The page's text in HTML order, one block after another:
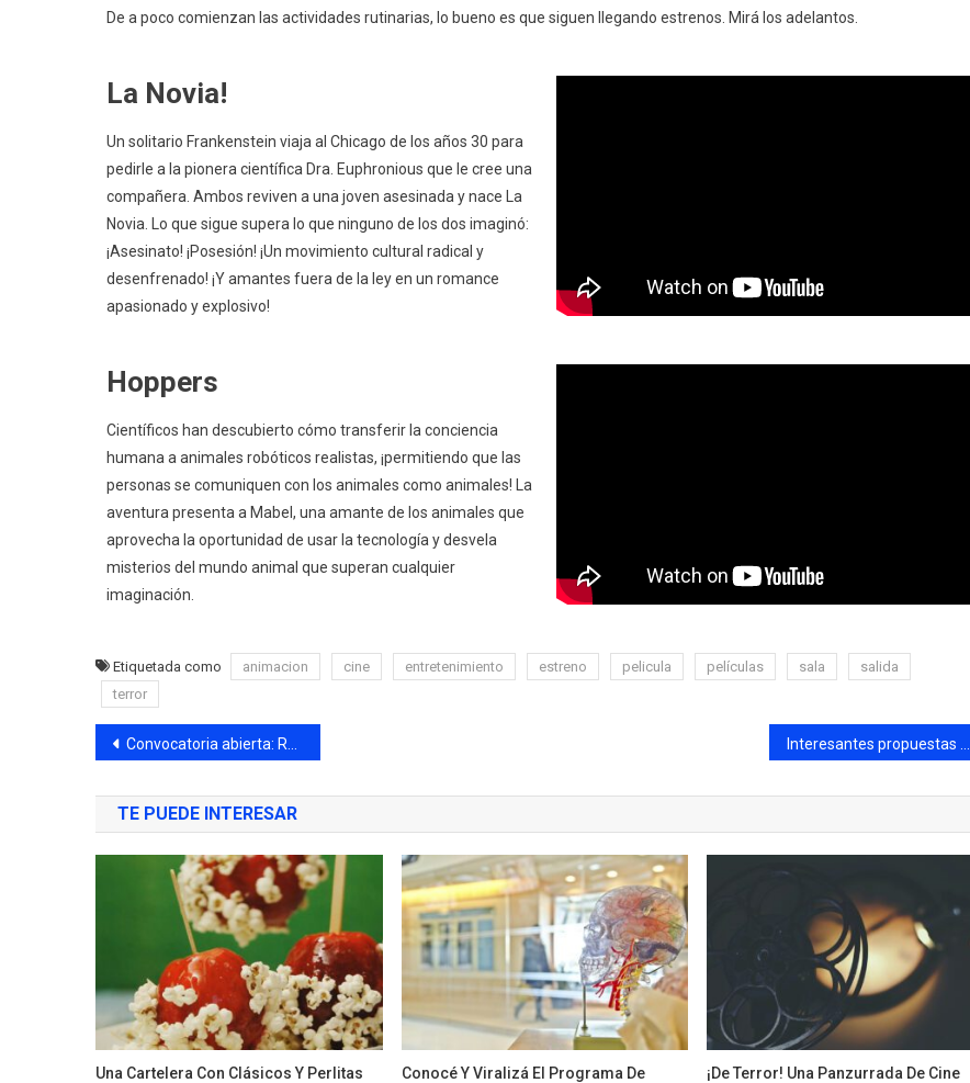
De a poco comienzan las actividades rutinarias, lo bueno es que siguen llegando estrenos. Mirá los adelantos.
La Novia!
Un solitario Frankenstein viaja al Chicago de los años 30 para
pedirle a la pionera científica Dra. Euphronious que le cree una
compañera. Ambos reviven a una joven asesinada y nace La
Novia. Lo que sigue supera lo que ninguno de los dos imaginó:
¡Asesinato! ¡Posesión! ¡Un movimiento cultural radical y
desenfrenado! ¡Y amantes fuera de la ley en un romance
apasionado y explosivo!
Hoppers
Científicos han descubierto cómo transferir la conciencia
humana a animales robóticos realistas, ¡permitiendo que las
personas se comuniquen con los animales como animales! La
aventura presenta a Mabel, una amante de los animales que
aprovecha la oportunidad de usar la tecnología y desvela
misterios del mundo animal que superan cualquier
imaginación.
Etiquetada como animacion cine entretenimiento estreno pelicula películas sala
salida
terror
Convocatoria abierta: Residencia de edición de obra gráfica PUPO 2026 Interesantes propuestas para disfrutar
TE PUEDE INTERESAR
Una Cartelera Con Clásicos Y Perlitas
Conocé Y Viralizá El Programa De
¡De Terror! Una Panzurrada De Cine